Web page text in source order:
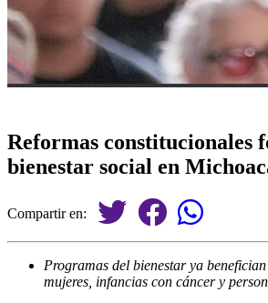
Reformas constitucionales
bienestar social en
Compartir en:
Programas del bienestar ya
mujeres, infancias con cáncer y